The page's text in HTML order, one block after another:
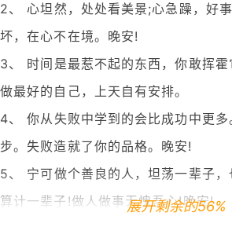
2、 心坦然，处处看美景;心急躁，好
坏，在心不在境。晚安!
3、 时间是最惹不起的东西，你敢挥霍
做最好的自己，上天自有安排。
4、 你从失败中学到的会比成功中更
步。失败造就了你的品格。晚安!
5、 宁可做个善良的人，坦荡一辈子，
算计一辈子!做人做事无愧吾心!晚安!
展开剩余的56%